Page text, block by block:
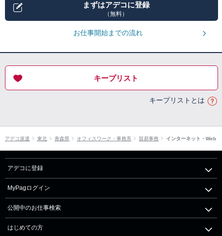
まずはアデコに登録
（無料）
お仕事開始までの流れ
キープリスト
キープリストとは
アデコ派遣 東北 青森県 オフィスワーク・事務系 貿易事務 インターネット・Web
アデコに登録
MyPagログイン
公開中のお仕事検索
はじめての方